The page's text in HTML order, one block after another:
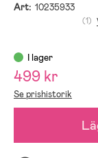
Art: 10235933
(1)
I lager
499 kr
Se prishistorik